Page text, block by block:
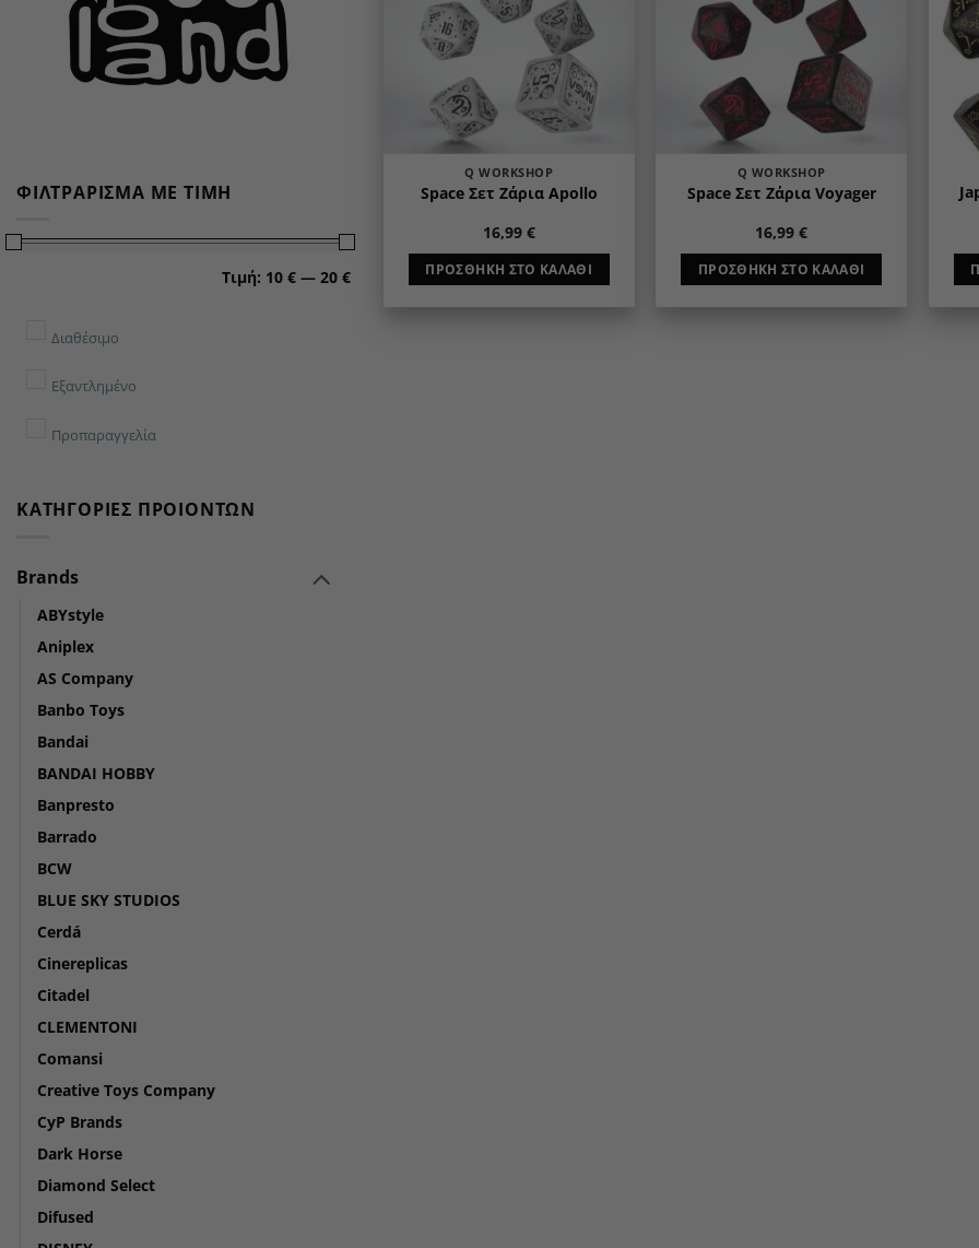
ΦΙΛΤΡΆΡΙΣΜΑ ΜΕ ΤΙΜΉ
Τιμή: 10 € — 20 €
Διαθέσιμο
Εξαντλημένο
Προπαραγγελία
ΚΑΤΗΓΟΡΊΕΣ ΠΡΟΙΌΝΤΩΝ
Brands
ABYstyle
Aniplex
AS Company
Banbo Toys
Bandai
BANDAI HOBBY
Banpresto
Barrado
BCW
BLUE SKY STUDIOS
Cerdá
Cinereplicas
Citadel
CLEMENTONI
Comansi
Creative Toys Company
CyP Brands
Dark Horse
Diamond Select
Difused
Q WORKSHOP
Space Σετ Ζάρια Apollo
16,99 €
ΠΡΟΣΘΉΚΗ ΣΤΟ ΚΑΛΆΘΙ
Q WORKSHOP
Space Σετ Ζάρια Voyager
16,99€
ΠΡΟΣΘΉΚΗ ΣΤΟ ΚΑΛΆΘΙ